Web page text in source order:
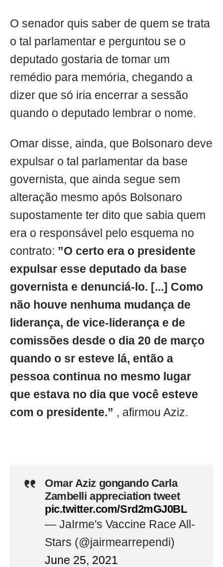
O senador quis saber de quem se trata
o tal parlamentar e perguntou se o
deputado gostaria de tomar um
remédio para memória, chegando a
dizer que só iria encerrar a sessão
quando o deputado lembrar o nome.
Omar disse, ainda, que Bolsonaro deve
expulsar o tal parlamentar da base
governista, que ainda segue sem
alteração mesmo após Bolsonaro
supostamente ter dito que sabia quem
era o responsável pelo esquema no
contrato: ”O certo era o presidente
expulsar esse deputado da base
governista e denunciá-lo. [...] Como
não houve nenhuma mudança de
liderança, de vice-liderança e de
comissões desde o dia 20 de março
quando o sr esteve lá, então a
pessoa continua no mesmo lugar
que estava no dia que você esteve
com o presidente.” , afirmou Aziz.
Omar Aziz gongando Carla
Zambelli appreciation tweet
pic.twitter.com/Srd2mGJ0BL
— JaIrme's Vaccine Race All-
Stars (@jairmearrependi)
June 25, 2021